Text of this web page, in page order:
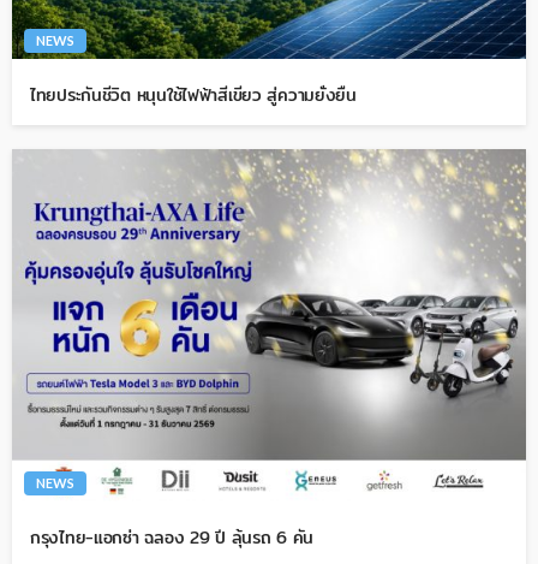
NEWS
ไทยประกันชีวิต หนุนใช้ไฟฟ้าสีเขียว สู่ความยั่งยืน
NEWS
กรุงไทย-แอกซ่า ฉลอง 29 ปี ลุ้นรถ 6 คัน